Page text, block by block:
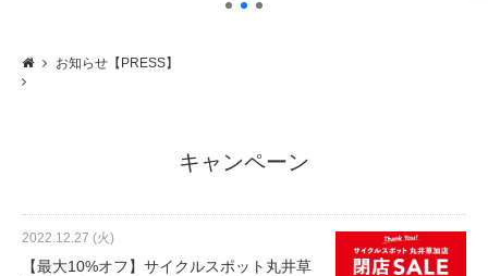
サービス全般
お知らせ【PRESS】
キャンペーン
2022.12.27 (火)
【最大10%オフ】サイクルスポット丸井草